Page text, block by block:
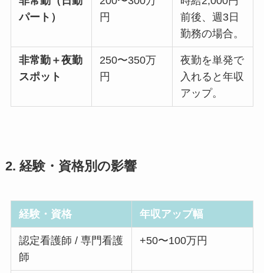
パート）
円
前後、週3日
勤務の場合。
非常勤＋夜勤
スポット
250〜350万
円
夜勤を単発で
入れると年収
アップ。
2. 経験・資格別の影響
経験・資格 年収アップ幅
認定看護師 / 専門看護
師
+50〜100万円